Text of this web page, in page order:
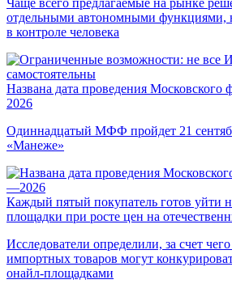
Чаще всего предлагаемые на рынке
отдельными автономными функциями,
в контроле человека
Названа дата проведения
2026
Одиннадцатый МФФ пройдет 21
«Манеже»
Каждый пятый покупатель готов уйти
площадки при росте цен на
Исследователи определили, за счет
импортных товаров могут
онайл-площадками